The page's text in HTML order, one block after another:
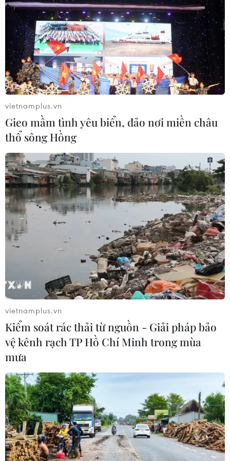
TIN LIÊN QUAN
8 tỉnh của Việt Nam và Lào nỗ lực triệt phá
các điểm nóng ma túy
18/10/2018 10:15
8 tỉnh của Việt Nam và Lào sẽ nỗ lực thực hiện mục tiêu
đến năm 2020 cơ bản không để tái trồng cây thuốc
phiện, 50% các xã, phường, thị trấn không có nạn ma
túy, triệt xóa các “điểm nóng” về ma túy.
vietnamplus.vn
Gieo mầm tình yêu biển, đảo nơi miền châu
thổ sông Hồng
vietnamplus.vn
Kiểm soát rác thải từ nguồn - Giải pháp bảo
vệ kênh rạch TP Hồ Chí Minh trong mùa
mưa